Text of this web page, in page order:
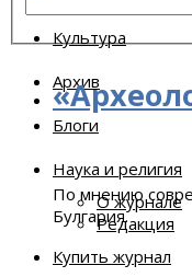
Культура
Архив
Блоги
Наука и религия
О журнале
Редакция
Купить журнал
По мнению
Булгария.